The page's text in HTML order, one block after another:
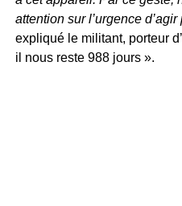
attention sur l’urgence
expliqué le militant, porteur
il nous reste 988 jours ».